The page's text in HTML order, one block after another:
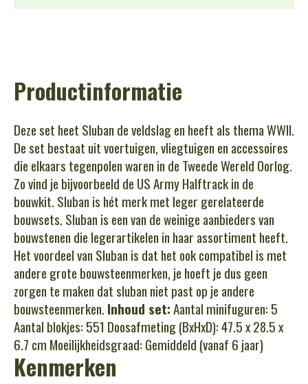
Productinformatie
Deze set heet Sluban de veldslag en heeft als thema WWII.
De set bestaat uit voertuigen, vliegtuigen en accessoires
die elkaars tegenpolen waren in de Tweede Wereld Oorlog.
Zo vind je bijvoorbeeld de US Army Halftrack in de
bouwkit. Sluban is hét merk met leger gerelateerde
bouwsets. Sluban is een van de weinige aanbieders van
bouwstenen die legerartikelen in haar assortiment heeft.
Het voordeel van Sluban is dat het ook compatibel is met
andere grote bouwsteenmerken, je hoeft je dus geen
zorgen te maken dat sluban niet past op je andere
bouwsteenmerken. Inhoud set:Aantal minifuguren: 5
Aantal blokjes: 551 Doosafmeting (BxHxD): 47.5 x 28.5 x
6.7 cm Moeilijkheidsgraad: Gemiddeld (vanaf 6 jaar)
Kenmerken